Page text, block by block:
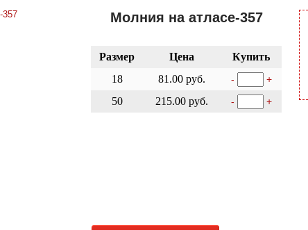
Молния на атласе-357
Размер Цена
Купить
18
81.00 руб. - +
50 215.00 руб. - +